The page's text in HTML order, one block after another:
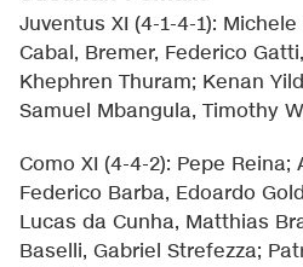
Juventus XI (4-1-4-1):
Cabal, Bremer, Federico
Khephren Thuram; Kenan
Samuel Mbangula, Timothy
Como XI (4-4-2): Pepe
Federico Barba, Edoardo
Lucas da Cunha, Matthias
Baselli, Gabriel Strefezza;